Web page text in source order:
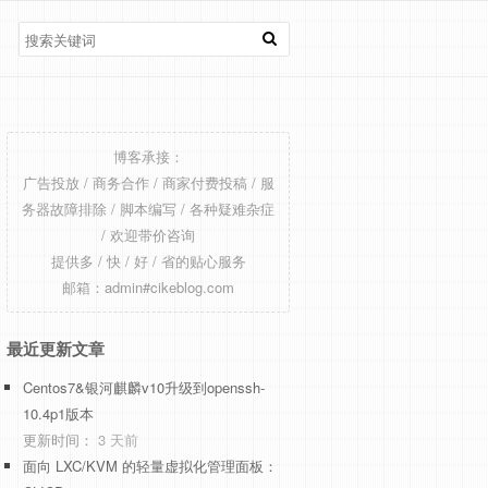
博客承接：
广告投放 / 商务合作 / 商家付费投稿 / 服
务器故障排除 / 脚本编写 / 各种疑难杂症
/ 欢迎带价咨询
提供多 / 快 / 好 / 省的贴心服务
邮箱：admin#cikeblog.com
最近更新文章
Centos7&银河麒麟v10升级到openssh-
10.4p1版本
更新时间： 3 天前
面向 LXC/KVM 的轻量虚拟化管理面板：